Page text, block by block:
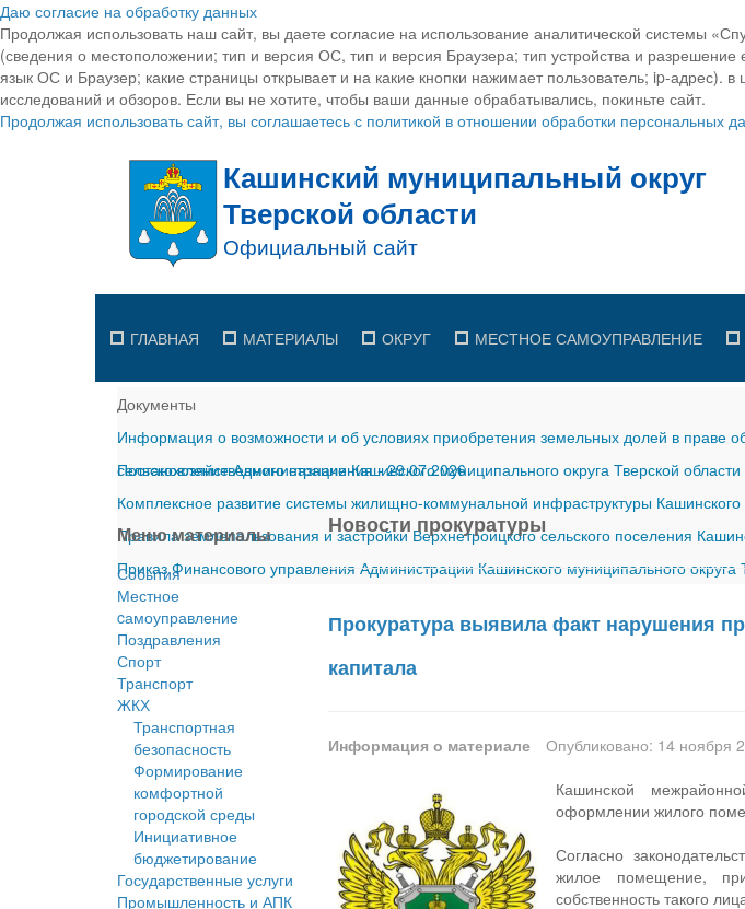
Даю согласие на обработку данных
Продолжая использовать наш сайт, вы даете согласие на использование аналитической системы
(сведения о местоположении; тип и версия ОС, тип и версия Браузера; тип устройства и разрешение
язык ОС и Браузер; какие страницы открывает и на какие кнопки нажимает пользователь; ip-адрес).
исследований и обзоров. Если вы не хотите, чтобы ваши данные обрабатывались, покиньте сайт.
Продолжая использовать сайт, вы соглашаетесь с политикой в отношении обработки персональных
ГЛАВНАЯ МАТЕРИАЛЫ ОКРУГ МЕСТНОЕ САМОУПРАВЛЕНИЕ
Документы
Информация о возможности и об условиях приобретения земельных долей в праве
сельскохозяйственного назначения-29.07.2026
Постановление Администрации Кашинского муниципального округа Тверской
Комплексное развитие системы жилищно-коммунальной инфраструктуры
Правила землепользования и застройки Верхнетроицкого сельского поселения
Приказ Финансового управления Администрации Кашинского муниципального
Меню материалы
События
Местное
cамоуправление
Поздравления
Спорт
Транспорт
ЖКХ
Транспортная
безопасность
Формирование
комфортной
городской среды
Инициативное
бюджетирование
Государственные услуги
Промышленность и АПК
Новости прокуратуры
Прокуратура выявила факт нарушения
капитала
Информация о материале
Опубликовано: 14 ноября
Кашинской
оформлении жилого
Согласно
жилое помещение,
собственность такого